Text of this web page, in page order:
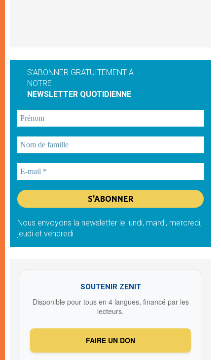
S'ABONNER GRATUITEMENT À
NOTRE
NEWSLETTER QUOTIDIENNE
Nous envoyons la newsletter le lundi, mardi, mercredi,
jeudi et vendredi
SOUTENIR ZENIT
Disponible pour tous en 4 langues, financé par les
lecteurs.
FAIRE UN DON